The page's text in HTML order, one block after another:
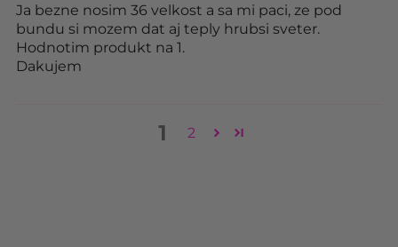
Ja bezne nosim 36 velkost a sa mi paci, ze pod
bundu si mozem dat aj teply hrubsi sveter.
Hodnotim produkt na 1.
Dakujem
1 2